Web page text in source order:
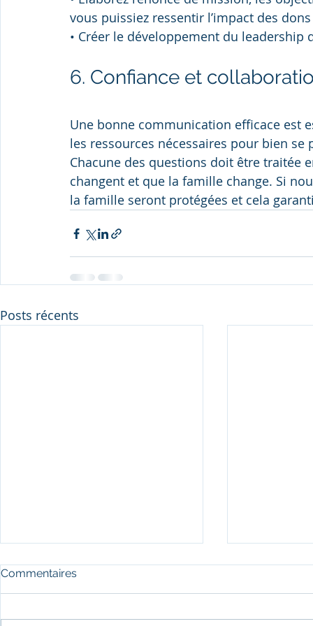
vous puissiez ressentir l’impact des
• Créer le développement du leadership
6. Confiance et
Une bonne communication efficace est
les ressources nécessaires pour bien se
Chacune des questions doit être traitée
changent et que la famille change. Si
la famille seront protégées et cela
Posts récents
Commentaires